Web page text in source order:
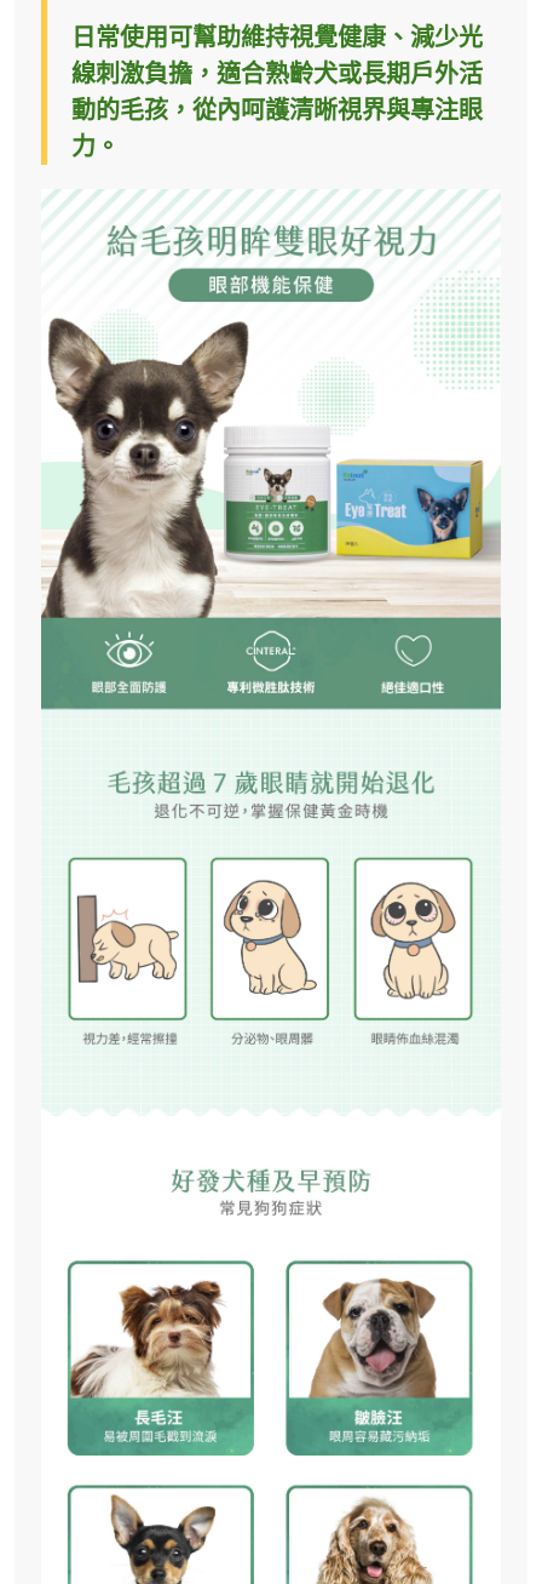
日常使用可幫助維持視覺健康、減少光
線刺激負擔，適合熟齡犬或長期戶外活
動的毛孩，從內呵護清晰視界與專注眼
力。